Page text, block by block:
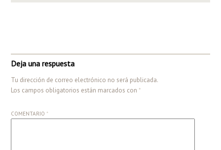
Deja una respuesta
Tu dirección de correo electrónico no será publicada.
Los campos obligatorios están marcados con*
COMENTARIO*